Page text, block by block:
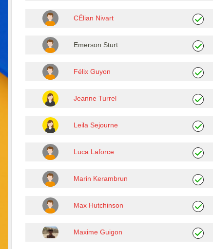
CÉlian Nivart
Emerson Sturt
Félix Guyon
Jeanne Turrel
Leila Sejourne
Luca Laforce
Marin Kerambrun
Max Hutchinson
Maxime Guigon